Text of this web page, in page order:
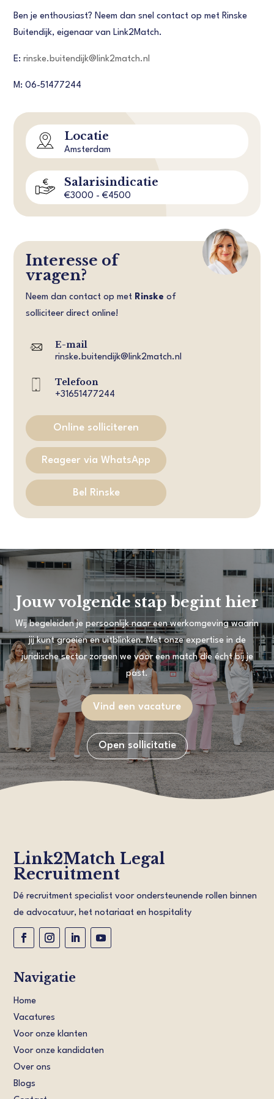
Ben je enthousiast? Neem dan snel contact op met Rinske
Buitendijk, eigenaar van Link2Match.
E:rinske.buitendijk@link2match.nl
M: 06-51477244
Locatie
Amsterdam
Salarisindicatie
€3000 - €4500
Interesse of
vragen?
Neem dan contact op met Rinskeof
solliciteer direct online!
E-mail
rinske.buitendijk@link2match.nl
Telefoon
+31651477244
Online solliciteren
Reageer via WhatsApp
Bel Rinske
Jouw volgende stap begint hier
Wij begeleiden je persoonlijk naar een werkomgeving waarin
jij kunt groeien en uitblinken. Met onze expertise in de
juridische sector zorgen we voor een match die écht bij je
past.
Vind een vacature
Open sollicitatie
Link2Match Legal
Recruitment
Dé recruitment specialist voor ondersteunende rollen binnen
de advocatuur, het notariaat en hospitality
Navigatie
Home
Vacatures
Voor onze klanten
Voor onze kandidaten
Over ons
Blogs